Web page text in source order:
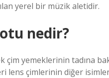
yerel bir müzik aletidir.
nedir?
çim yemeklerinin tadına
lens çimlerinin diğer